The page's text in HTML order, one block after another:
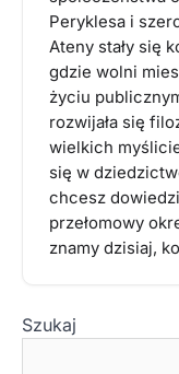
Peryklesa i
Ateny stały się
gdzie wolni
życiu
rozwijała się
wielkich
się w
chcesz
przełomowy
znamy dzisiaj,
Szukaj